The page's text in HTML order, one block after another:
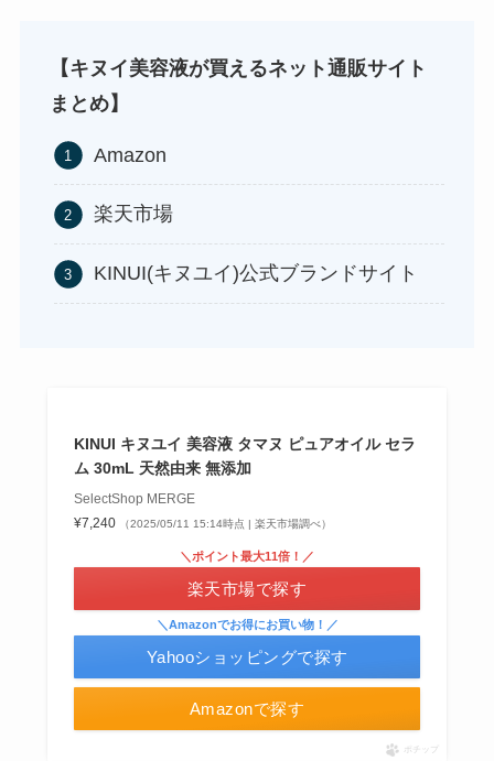
【キヌイ美容液が買えるネット通販サイト
まとめ】
Amazon
楽天市場
KINUI(キヌユイ)公式ブランドサイト
KINUI キヌユイ 美容液 タマヌ ピュアオイル セラ
ム 30mL 天然由来 無添加
SelectShop MERGE
¥7,240
（2025/05/11 15:14時点 | 楽天市場調べ）
Amazonで探す
＼ポイント最大11倍！／
楽天市場で探す
＼Amazonでお得にお買い物！／
Yahooショッピングで探す
ポチップ